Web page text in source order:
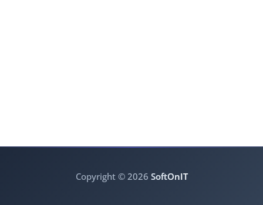
Copyright © 2026 SoftOnIT